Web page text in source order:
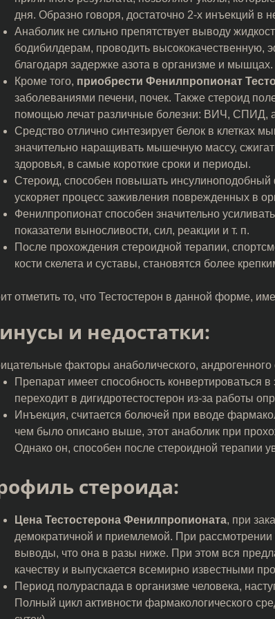
дня. Образно говоря, достаточно 2-х инъекций в
Анаболик не сильно препятствует выводу
бодибилдерам, проводить высококачественную,
благодаря задержке азота в организме и мышцах.
Кроме того, приобрести Фенилпропионат
заболеваниями печени, почек. Также стероид
помощью лечат различные болезни: ВИЧ, СПИД,
Средство отлично синтезирует белок в клетках
значительно наращивать мышечную массу,
здоровья, в самые короткие сроки и периоды.
Стероид, способен повышать
ускоряет процесс заживления поврежденных в
Фенилпропионат способен значительно
показатели выносливости, сил, реакции и т. п.
После прохождения стероидной терапии,
кости скелета и суставы, становятся более
отметить то, что Тестостерон в данной форме,
и недостатки:
факторы анаболического,
Препарат имеет способность конвертироваться
переходит в дигидротестостерон из-за работы
Инъекция, считается болючей при вводе
чем было описано выше, этот анаболик при
Однако он, способен после стероидной терапии
стероида:
Цена Тестостерона Фенилпропионата, при
демократичной и приемлемой. При рассмотрении
выводы, что она в разы ниже. При этом вся
качеству и выпускается всемирно известными
Период полураспада в организме человека,
Полный цикл активности фармакологического